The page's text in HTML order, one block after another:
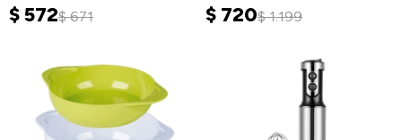
$572$ 671 $ 720$ 1.199